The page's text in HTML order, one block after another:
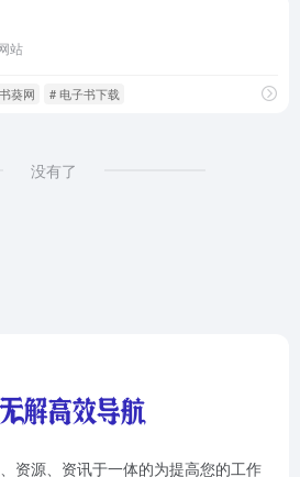
站
葵网 # 电子书下载
没有了
资源、资讯于一体的为提高您的工作